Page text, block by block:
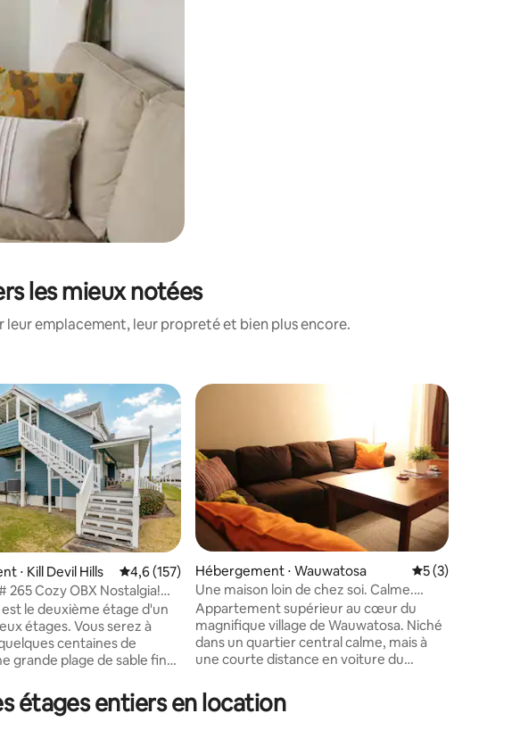
les mieux notées
leur emplacement, leur propreté et bien plus encore.
de 279 commentaires : 4,96 sur 5
⋅ Kill Devil Hills Évaluation moyenne sur la base de 157 commentaires : 4,6 sur 5
4,6 (157)
265 Cozy OBX Nostalgia!
est le deuxième étage d'un
Vous serez à
centaines de
grande plage de sable fin
dans un paradis de
la journée sur la plage,
Hébergement ⋅ Wauwatosa Évaluation
5 (3)
Une maison loin de chez soi. Calme.
Confortable. Emplacement central
Appartement supérieur au cœur du
magnifique village de Wauwatosa. Niché
dans un quartier central calme, mais à
une courte distance en voiture du
marche du village de Tosa avec
restaurants, magasins, parcs, brasserie,
étages entiers en location